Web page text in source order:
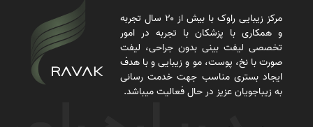
مرکز زیبایی راوک با بیش از ۲۰ سال تجربه
و همکاری با پزشکان با تجربه در امور
تخصصی لیفت بینی بدون جراحی، لیفت
صورت با نخ، پوست، مو و زیبایی و با هدف
ایجاد بستری مناسب جهت خدمت رسانی
به زیباجویان عزیز در حال فعالیت میباشد.